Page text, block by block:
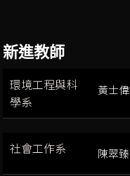
新進教師
環境工程與科
學系
黃士偉
社會工作系 陳翠臻